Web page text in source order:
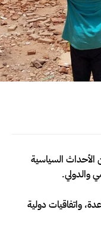
العديد من الأحداث السياسية
والدولي.
واتفاقيات دولية